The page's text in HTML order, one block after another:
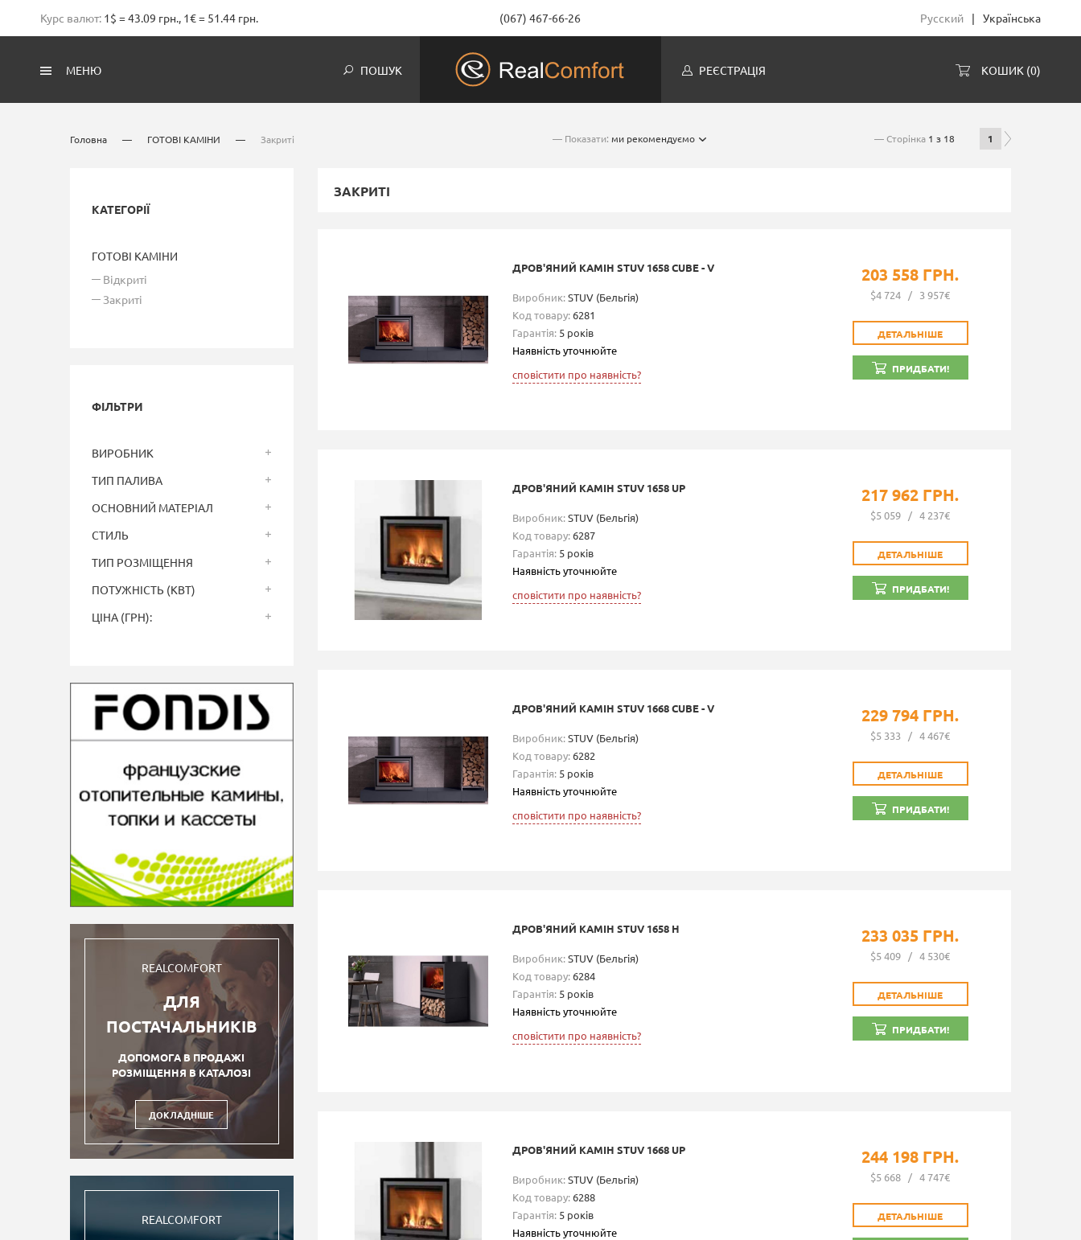
Курс валют: 1$ = 43.09 грн., 1€ = 51.44 грн. (067) 467-66-26 Русский | Українська
МЕНЮ ПОШУК РЕЄСТРАЦІЯ КОШИК (0)
Головна — ГОТОВІ КАМІНИ — Закриті — Показати: ми рекомендуємо — Сторінка 1 з 18 1
КАТЕГОРІЇ
ГОТОВІ КАМІНИ
Відкриті
Закриті
ФІЛЬТРИ
ВИРОБНИК
ТИП ПАЛИВА
ОСНОВНИЙ МАТЕРІАЛ
СТИЛЬ
ТИП РОЗМІЩЕННЯ
ПОТУЖНІСТЬ (КВТ)
ЦІНА (ГРН):
REALCOMFORT
ДЛЯ
ПОСТАЧАЛЬНИКІВ
ДОПОМОГА В ПРОДАЖІ
РОЗМІЩЕННЯ В КАТАЛОЗІ
ДОКЛАДНІШЕ
REALCOMFORT
ЗАКРИТІ
ДРОВ'ЯНИЙ КАМІН STUV 1658 CUBE - V
Виробник:STUV (Бельгія)
Код товару:6281
Гарантія: 5 років
Наявність уточнюйте
сповістити про наявність?
203 558 ГРН.
$4 724 / 3 957€
ДЕТАЛЬНІШЕ
ПРИДБАТИ!
ДРОВ'ЯНИЙ КАМІН STUV 1658 UP
Виробник:STUV (Бельгія)
Код товару:6287
Гарантія: 5 років
Наявність уточнюйте
сповістити про наявність?
217 962 ГРН.
$5 059 / 4 237€
ДЕТАЛЬНІШЕ
ПРИДБАТИ!
ДРОВ'ЯНИЙ КАМІН STUV 1668 CUBE - V
Виробник:STUV (Бельгія)
Код товару:6282
Гарантія: 5 років
Наявність уточнюйте
сповістити про наявність?
229 794 ГРН.
$5 333 / 4 467€
ДЕТАЛЬНІШЕ
ПРИДБАТИ!
ДРОВ'ЯНИЙ КАМІН STUV 1658 H
Виробник:STUV (Бельгія)
Код товару:6284
Гарантія: 5 років
Наявність уточнюйте
сповістити про наявність?
233 035 ГРН.
$5 409 / 4 530€
ДЕТАЛЬНІШЕ
ПРИДБАТИ!
ДРОВ'ЯНИЙ КАМІН STUV 1668 UP
Виробник:STUV (Бельгія)
Код товару:6288
Гарантія: 5 років
Наявність уточнюйте
244 198 ГРН.
$5 668 / 4 747€
ДЕТАЛЬНІШЕ